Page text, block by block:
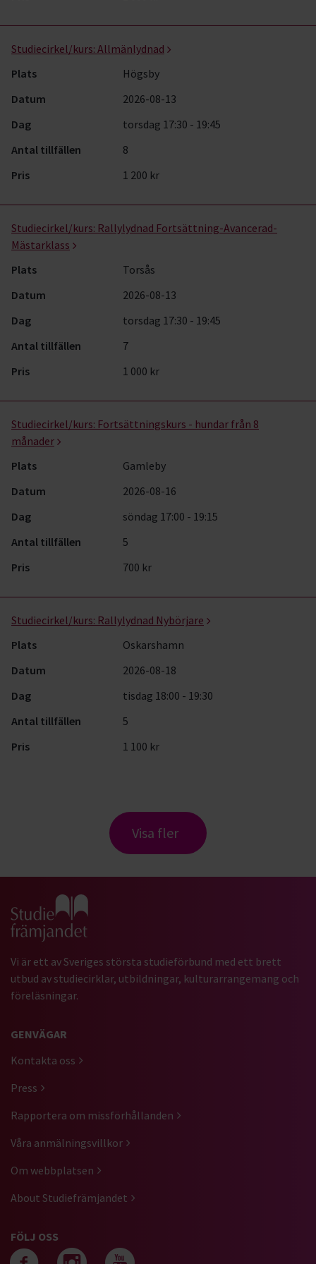
Studiecirkel/kurs: Allmänlydnad
Plats
Högsby
Datum
2026-08-13
Dag
torsdag 17:30 - 19:45
Antal tillfällen
8
Pris
1 200 kr
Studiecirkel/kurs: Rallylydnad Fortsättning-Avancerad-
Mästarklass
Plats
Torsås
Datum
2026-08-13
Dag
torsdag 17:30 - 19:45
Antal tillfällen
7
Pris
1 000 kr
Studiecirkel/kurs: Fortsättningskurs - hundar från 8
månader
Plats
Gamleby
Datum
2026-08-16
Dag
söndag 17:00 - 19:15
Antal tillfällen
5
Pris
700 kr
Studiecirkel/kurs: Rallylydnad Nybörjare
Plats
Oskarshamn
Datum
2026-08-18
Dag
tisdag 18:00 - 19:30
Antal tillfällen
5
Pris
1 100 kr
Visa fler
Gå till studiefrämjandets startsida
Vi är ett av Sveriges största studieförbund med ett brett
utbud av studiecirklar, utbildningar, kulturarrangemang och
föreläsningar.
GENVÄGAR
Kontakta oss
Press
Rapportera om missförhållanden
Våra anmälningsvillkor
Om webbplatsen
About Studiefrämjandet
FÖLJ OSS